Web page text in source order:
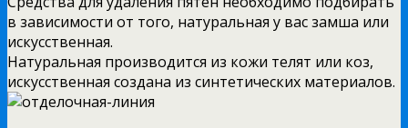
в зависимости от того, натуральная у вас замша или
искусственная.
Натуральная производится из кожи телят или коз,
искусственная создана из синтетических материалов.